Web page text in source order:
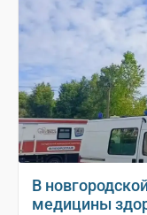
В
медицины